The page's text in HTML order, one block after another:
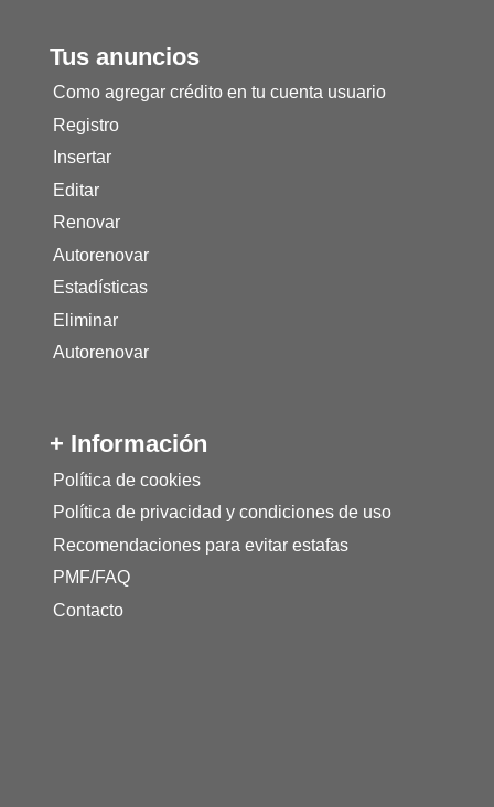
Tus anuncios
Como agregar crédito en tu cuenta usuario
Registro
Insertar
Editar
Renovar
Autorenovar
Estadísticas
Eliminar
Autorenovar
+ Información
Política de cookies
Política de privacidad y condiciones de uso
Recomendaciones para evitar estafas
PMF/FAQ
Contacto